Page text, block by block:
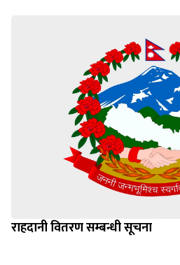
राहदानी वितरण सम्बन्धी सूचना